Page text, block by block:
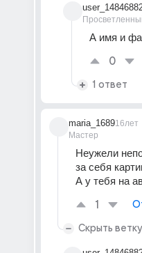
А имя и
0
1 ответ
maria_1689
Мастер
16лет
Неужели
за себя
А у тебя на
1
Скрыть ветку